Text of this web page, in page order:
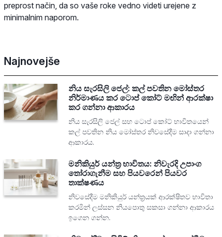
preprost način, da so vaše roke vedno videti urejene z
minimalnim naporom.
Najnovejše
නිය සැරසිලි ජෙල්: කල් පවතින මෝස්තර
නිර්මාණය කර ටොප් කෝට් මඟින් ආරක්ෂා
කර ගන්නා ආකාරය
නිය සැරසිලි ජෙල් සහ ටොප් කෝට් භාවිතයෙන්
කල් පවතින නිය මෝස්තර නිවසේදීම සාදා ගන්නා
ආකාරය.
මනිකියුර් යන්ත්‍ර භාවිතය: නිවැරදි උපාංග
තෝරාගැනීම සහ පියවරෙන් පියවර
තාක්ෂණය
නිවසේදීම මනිකියුර් යන්ත්‍රයක් ආරක්ෂිතව භාවිතා
කරමින් ලස්සන නියපොතු සකසා ගන්නා ආකාරය
ඉගෙන ගන්න.